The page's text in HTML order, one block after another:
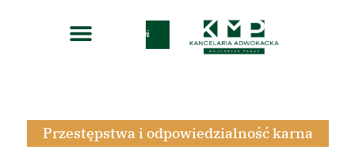
Zadzwoń
Przestępstwa i odpowiedzialność karna